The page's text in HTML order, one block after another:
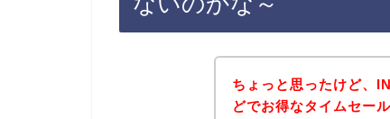
ちょっと思ったけど、
どでお得なタイムセー